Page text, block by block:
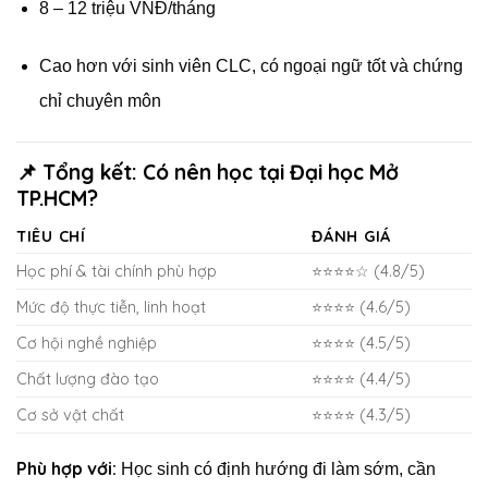
8 – 12 triệu VNĐ/tháng
Cao hơn với sinh viên CLC, có ngoại ngữ tốt và chứng
chỉ chuyên môn
📌 Tổng kết: Có nên học tại Đại học Mở
TP.HCM?
TIÊU CHÍ
ĐÁNH GIÁ
Học phí & tài chính phù hợp
⭐⭐⭐⭐☆ (4.8/5)
Mức độ thực tiễn, linh hoạt
⭐⭐⭐⭐ (4.6/5)
Cơ hội nghề nghiệp
⭐⭐⭐⭐ (4.5/5)
Chất lượng đào tạo
⭐⭐⭐⭐ (4.4/5)
Cơ sở vật chất
⭐⭐⭐⭐ (4.3/5)
Phù hợp với: Học sinh có định hướng đi làm sớm, cần